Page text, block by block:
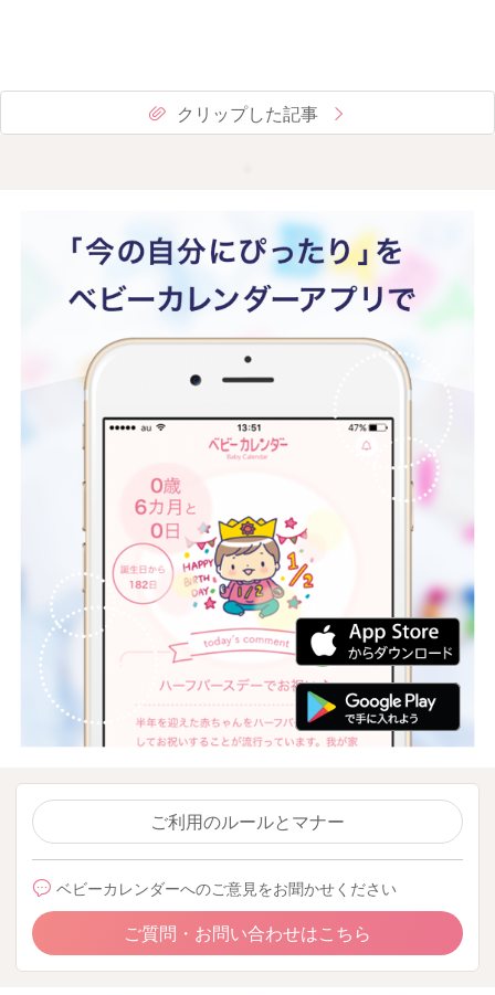
クリップした記事
ご利用のルールとマナー
ベビーカレンダーへのご意見をお聞かせください
ご質問・お問い合わせはこちら